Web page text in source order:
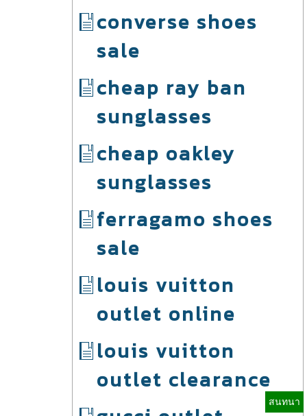
converse shoes
sale
cheap ray ban
sunglasses
cheap oakley
sunglasses
ferragamo shoes
sale
louis vuitton
outlet online
louis vuitton
outlet clearance
สนทนา